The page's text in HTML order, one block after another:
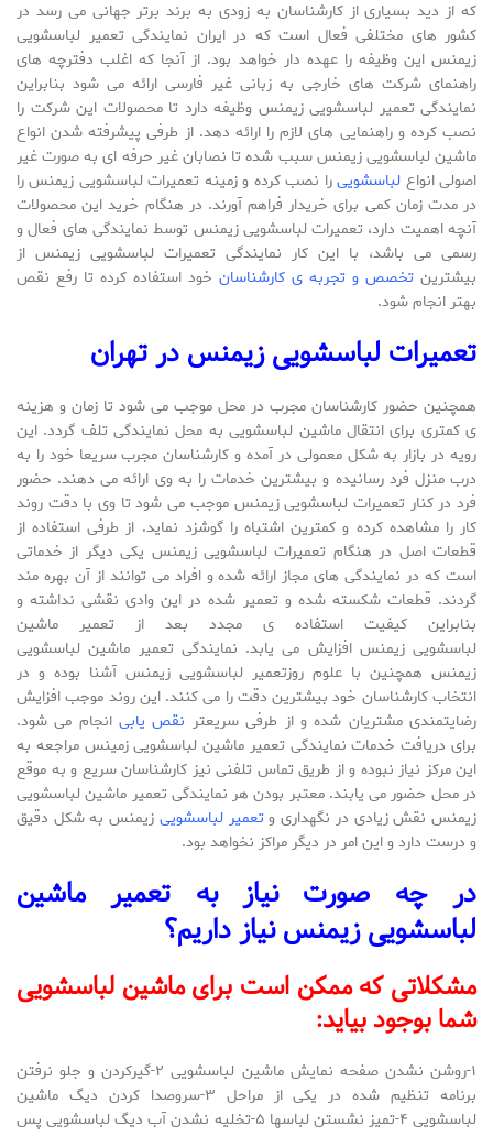
که از دید بسیاری از کارشناسان به زودی به برند برتر جهانی می رسد در
کشور های مختلفی فعال است که در ایران نمایندگی تعمیر لباسشویی
زیمنس این وظیفه را عهده دار خواهد بود. از آنجا که اغلب دفترچه های
راهنمای شرکت های خارجی به زبانی غیر فارسی ارائه می شود بنابراین
نمایندگی تعمیر لباسشویی زیمنس وظیفه دارد تا محصولات این شرکت را
نصب کرده و راهنمایی های لازم را ارائه دهد. از طرفی پیشرفته شدن انواع
ماشین لباسشویی زیمنس سبب شده تا نصابان غیر حرفه ای به صورت غیر
اصولی انواع لباسشوییرا نصب کرده و زمینه تعمیرات لباسشویی زیمنس را
در مدت زمان کمی برای خریدار فراهم آورند. در هنگام خرید این محصولات
آنچه اهمیت دارد، تعمیرات لباسشویی زیمنس توسط نمایندگی های فعال و
رسمی می باشد، با این کار نمایندگی تعمیرات لباسشویی زیمنس از
بیشترین تخصص و تجربه ی کارشناسان خود استفاده کرده تا رفع نقص
بهتر انجام شود.
تعمیرات لباسشویی زیمنس در تهران
همچنین حضور کارشناسان مجرب در محل موجب می شود تا زمان و هزینه
ی کمتری برای انتقال ماشین لباسشویی به محل نمایندگی تلف گردد. این
رویه در بازار به شکل معمولی در آمده و کارشناسان مجرب سریعا خود را به
درب منزل فرد رسانیده و بیشترین خدمات را به وی ارائه می دهند. حضور
فرد در کنار تعمیرات لباسشویی زیمنس موجب می شود تا وی با دقت روند
کار را مشاهده کرده و کمترین اشتباه را گوشزد نماید. از طرفی استفاده از
قطعات اصل در هنگام تعمیرات لباسشویی زیمنس یکی دیگر از خدماتی
است که در نمایندگی های مجاز ارائه شده و افراد می توانند از آن بهره مند
گردند. قطعات شکسته شده و تعمیر شده در این وادی نقشی نداشته و
بنابراین کیفیت استفاده ی مجدد بعد از تعمیر ماشین
لباسشویی زیمنس افزایش می یابد. نمایندگی تعمیر ماشین لباسشویی
زیمنس همچنین با علوم روزتعمیر لباسشویی زیمنس آشنا بوده و در
انتخاب کارشناسان خود بیشترین دقت را می کنند. این روند موجب افزایش
رضایتمندی مشتریان شده و از طرفی سریعتر نقص یابیانجام می شود.
برای دریافت خدمات نمایندگی تعمیر ماشین لباسشویی زمینس مراجعه به
این مرکز نیاز نبوده و از طریق تماس تلفنی نیز کارشناسان سریع و به موقع
در محل حضور می یابند. معتبر بودن هر نمایندگی تعمیر ماشین لباسشویی
زیمنس نقش زیادی در نگهداری وتعمیر لباسشویی زیمنس به شکل دقیق
و درست دارد و این امر در دیگر مراکز نخواهد بود.
در چه صورت نیاز به تعمیر ماشین
لباسشویی زیمنس نیاز داریم؟
مشکلاتی که ممکن است برای ماشین لباسشویی
شما بوجود بیاید:
۱-روشن نشدن صفحه نمایش ماشین لباسشویی ۲-گیرکردن و جلو نرفتن
برنامه تنظیم شده در یکی از مراحل ۳-سروصدا کردن دیگ ماشین
لباسشویی ۴-تمیز نشستن لباسها ۵-تخلیه نشدن آب دیگ لباسشویی پس